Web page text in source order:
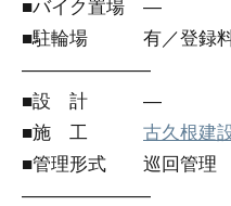
■バイク置場 ―
■駐輪場 有／登録料
―――――――
■設 計 ―
■施 工 古久根建
■管理形式 巡回管理
―――――――